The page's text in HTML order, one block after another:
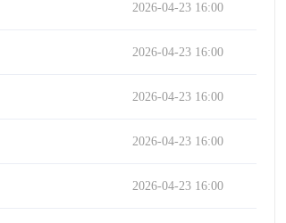
2026-04-23 16:00
2026-04-23 16:00
2026-04-23 16:00
2026-04-23 16:00
2026-04-23 16:00